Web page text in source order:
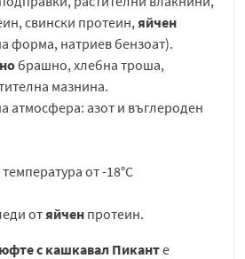
свински протеин,яйчен
форма, натриев бензоат).
брашно, хлебна троша,
мазнина.
атмосфера: азот и въглероден
от -18°C
отяйчен протеин.
с кашкавал Пиканте